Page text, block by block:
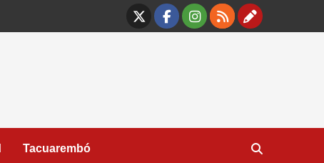
X Facebook
Instagram
RSS
Tacuarembó